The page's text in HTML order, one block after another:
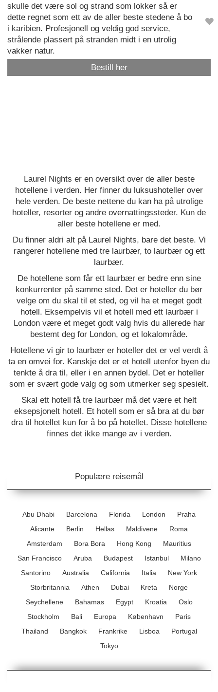
skulle det være sol og strand som lokker så er
dette regnet som ett av de aller beste stedene å bo
i karibien. Profesjonell og veldig god service,
strålende plassert på stranden midt i en utrolig
vakker natur.
Bestill her
Laurel Nights er en oversikt over de aller beste
hotellene i verden. Her finner du luksushoteller over
hele verden. De beste nettene du kan ha på utrolige
hoteller, resorter og andre overnattingssteder. Kun de
aller beste hotellene er med.
Du finner aldri alt på Laurel Nights, bare det beste. Vi
rangerer hotellene med tre laurbær, to laurbær og ett
laurbær.
De hotellene som får ett laurbær er bedre enn sine
konkurrenter på samme sted. Det er hoteller du bør
velge om du skal til et sted, og vil ha et meget godt
hotell. Eksempelvis vil et hotell med ett laurbær i
London være et meget godt valg hvis du allerede har
bestemt deg for London, og et lokalområde.
Hotellene vi gir to laurbær er hoteller det er vel verdt å
ta en omvei for. Kanskje det er et hotell utenfor byen du
tenkte å dra til, eller i en annen bydel. Det er hoteller
som er svært gode valg og som utmerker seg spesielt.
Skal ett hotell få tre laurbær må det være et helt
eksepsjonelt hotell. Et hotell som er så bra at du bør
dra til hotellet kun for å bo på hotellet. Disse hotellene
finnes det ikke mange av i verden.
Populære reisemål
Abu Dhabi Barcelona Florida London
Praha
Alicante
Berlin Hellas Maldivene
Roma
Amsterdam
Bora Bora Hong Kong
Mauritius
San Francisco
Aruba Budapest Istanbul
Milano
Santorino
Australia California Italia
New York
Storbritannia
Athen Dubai Kreta
Norge
Seychellene
Bahamas Egypt Kroatia
Oslo
Stockholm
Bali Europa København
Paris
Thailand
Bangkok Frankrike Lisboa
Portugal
Tokyo